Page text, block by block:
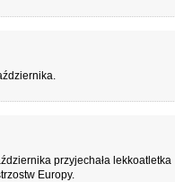
przyjechała lekkoatletka
Europy.